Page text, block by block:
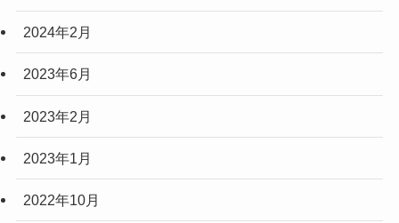
2024年2月
2023年6月
2023年2月
2023年1月
2022年10月